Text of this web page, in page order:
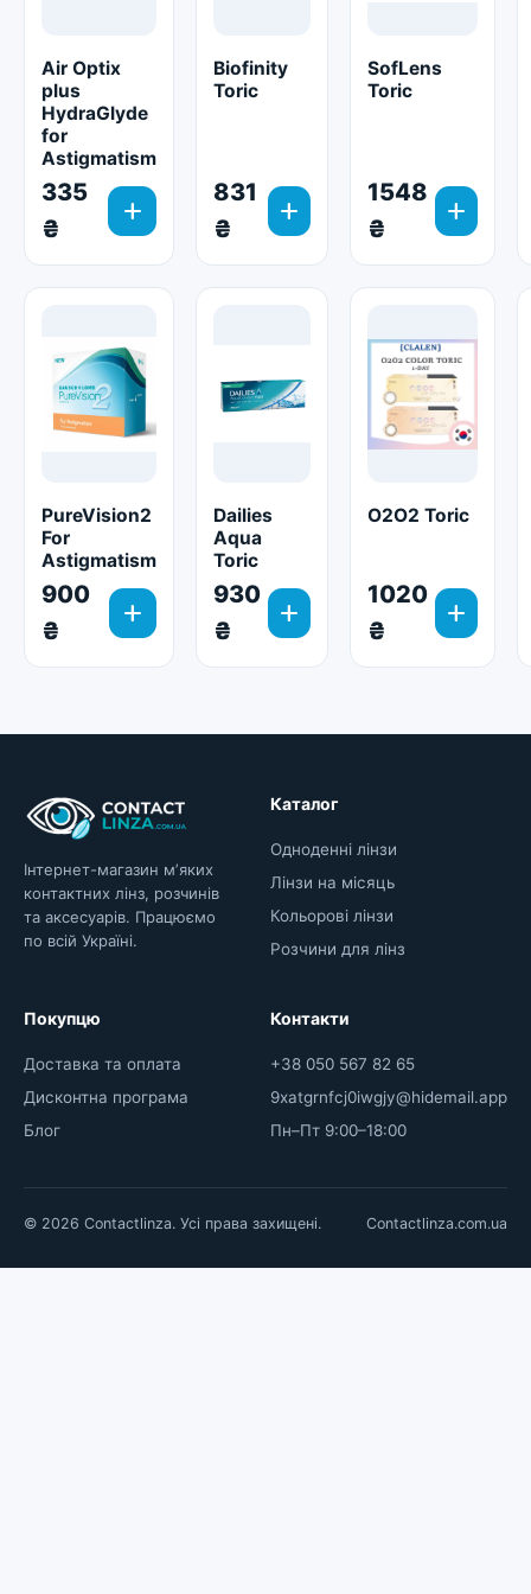
Air Optix
plus
HydraGlyde
for
Astigmatism
335
₴
add
Biofinity
Toric
831
₴
add
SofLens
Toric
1548
₴
add
PureVision2
For
Astigmatism
900
₴
add
Dailies
Aqua
Toric
930
₴
add
O2O2 Toric
1020
₴
add
Інтернет-магазин мʼяких
контактних лінз, розчинів
та аксесуарів. Працюємо
по всій Україні.
Каталог
Одноденні лінзи
Лінзи на місяць
Кольорові лінзи
Розчини для лінз
Покупцю
Доставка та оплата
Дисконтна програма
Блог
Контакти
+38 050 567 82 65
9xatgrnfcj0iwgjy@hidemail.app
Пн–Пт 9:00–18:00
© 2026 Contactlinza. Усі права захищені. Contactlinza.com.ua